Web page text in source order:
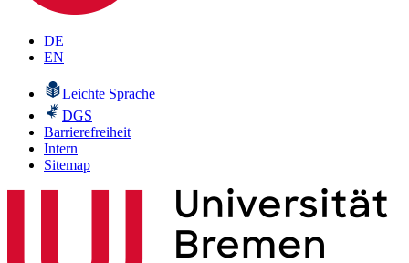
DE
EN
Leichte Sprache
DGS
Barrierefreiheit
Intern
Sitemap